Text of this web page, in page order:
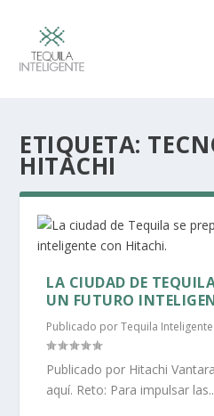
ETIQUETA:
HITACHI
LA CIUDAD DE
UN FUTURO
Publicado porTequila Inteligente
Publicado por Hitachi
aquí. Reto: Para impulsar